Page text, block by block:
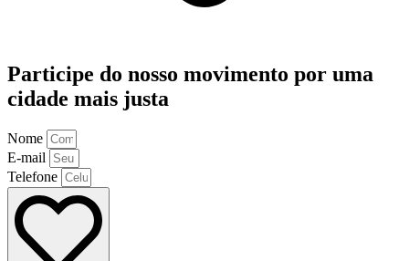
Participe do nosso movimento por uma
cidade mais justa
Nome
E-mail
Telefone